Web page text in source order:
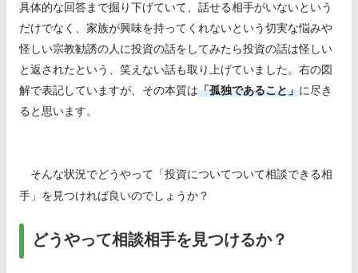
具体的な回答まで掘り下げていて、話せる相手がいないという
だけでなく、家族が興味を持ってくれないという切実な悩みや
怪しい宗教勧誘の人に投資の話をしてみたら投資の話は怪しい
と返されたという、笑えない話も取り上げていました。右の図
解で表記していますが、その本質は「孤独であること」に尽き
ると思います。
そんな状況でどうやって「投資についてついて相談できる相
手」を見つければ良いのでしょうか？
どうやって相談相手を見つけるか？